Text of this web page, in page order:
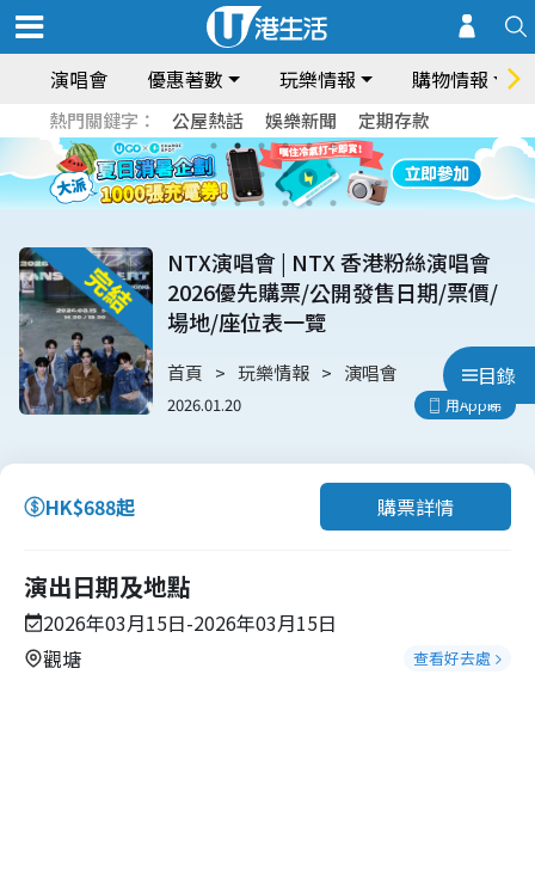
演唱會 優惠著數 玩樂情報 購物情報
熱門關鍵字： 公屋熱話 娛樂新聞 定期存款
目錄
NTX演唱會 | NTX 香港粉絲演唱會
2026優先購票/公開發售日期/票價/
場地/座位表一覽
首頁 玩樂情報 演唱會
2026.01.20 用App睇
HK$688起 購票詳情
演出日期及地點
2026年03月15日-2026年03月15日
觀塘
查看好去處